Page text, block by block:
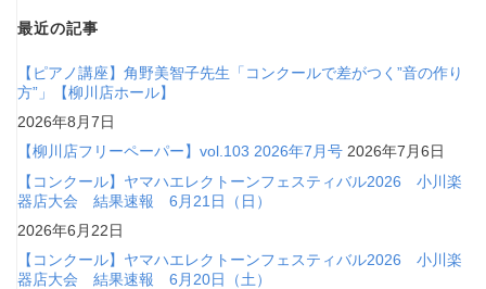
最近の記事
【ピアノ講座】角野美智子先生「コンクールで差がつく”音の作り
方”」【柳川店ホール】
2026年8月7日
【柳川店フリーペーパー】vol.103 2026年7月号 2026年7月6日
【コンクール】ヤマハエレクトーンフェスティバル2026 小川楽
器店大会 結果速報 6月21日（日）
2026年6月22日
【コンクール】ヤマハエレクトーンフェスティバル2026 小川楽
器店大会 結果速報 6月20日（土）